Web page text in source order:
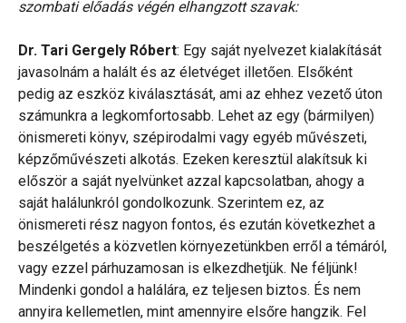
szombati előadás végén elhangzott szavak:
Dr. Tari Gergely Róbert: Egy saját nyelvezet kialakítását
javasolnám a halált és az életvéget illetően. Elsőként
pedig az eszköz kiválasztását, ami az ehhez vezető úton
számunkra a legkomfortosabb. Lehet az egy (bármilyen)
önismereti könyv, szépirodalmi vagy egyéb művészeti,
képzőművészeti alkotás. Ezeken keresztül alakítsuk ki
először a saját nyelvünket azzal kapcsolatban, ahogy a
saját halálunkról gondolkozunk. Szerintem ez, az
önismereti rész nagyon fontos, és ezután következhet a
beszélgetés a közvetlen környezetünkben erről a témáról,
vagy ezzel párhuzamosan is elkezdhetjük. Ne féljünk!
Mindenki gondol a halálára, ez teljesen biztos. És nem
annyira kellemetlen, mint amennyire elsőre hangzik. Fel